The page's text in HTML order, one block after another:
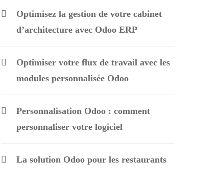
Optimisez la gestion de votre cabinet
d’architecture avec Odoo ERP
Optimiser votre flux de travail avec les
modules personnalisée Odoo
Personnalisation Odoo : comment
personnaliser votre logiciel
La solution Odoo pour les restaurants